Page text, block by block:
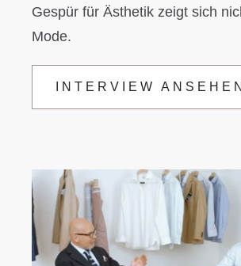
Gespür für Ästhetik zeigt sich
Mode.
INTERVIEW ANSEHEN